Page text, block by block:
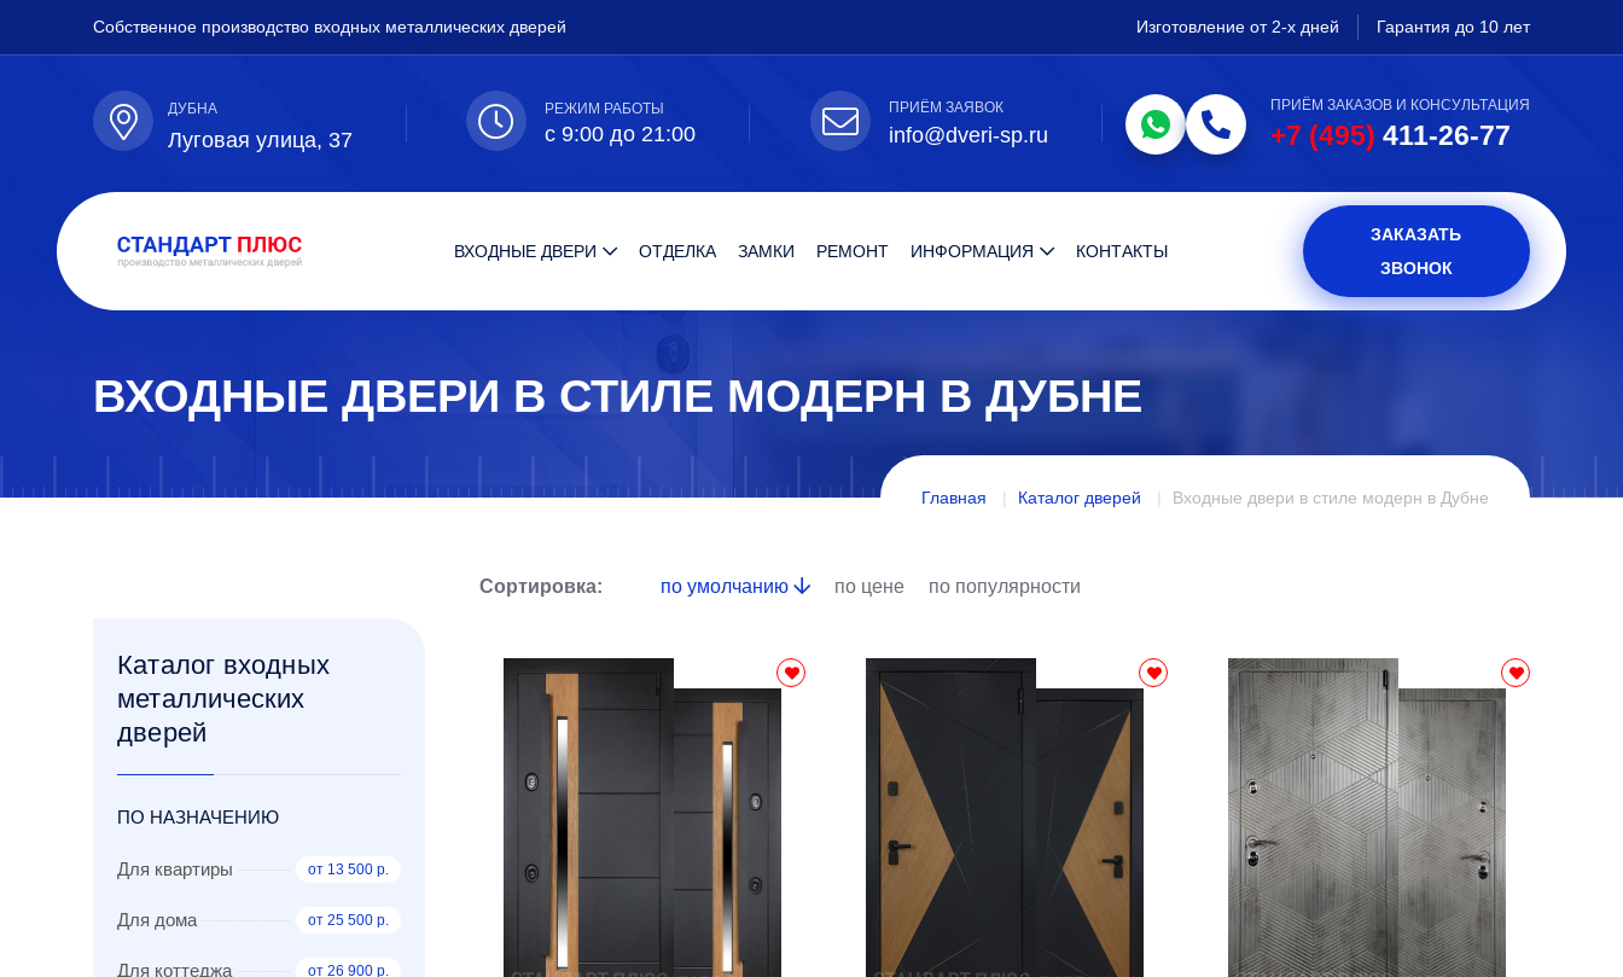
Собственное производство входных металлических дверей Изготовление от 2-х дней Гарантия до 10 лет
ДУБНА
Луговая улица, 37
РЕЖИМ РАБОТЫ
с 9:00 до 21:00
ПРИЁМ ЗАЯВОК
info@dveri-sp.ru
ПРИЁМ ЗАКАЗОВ И КОНСУЛЬТАЦИЯ
+7 (495) 411-26-77
ВХОДНЫЕ ДВЕРИ ОТДЕЛКА ЗАМКИ РЕМОНТ ИНФОРМАЦИЯ КОНТАКТЫ
ЗАКАЗАТЬ
ЗВОНОК
ВХОДНЫЕ ДВЕРИ В СТИЛЕ МОДЕРН В ДУБНЕ
Главная Каталог дверей Входные двери в стиле модерн в Дубне
Каталог входных
металлических
дверей
ПО НАЗНАЧЕНИЮ
Для квартиры от 13 500 р.
Для дома от 25 500 р.
Для коттеджа от 26 900 р.
Сортировка: по умолчанию по цене по популярности